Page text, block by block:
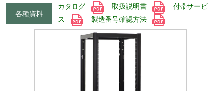
各種資料
カタログ 取扱説明書
付帯サービ
ス
製造番号確認方法